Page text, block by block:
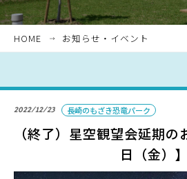
お知らせ・イベント
パークのご紹介
長崎市恐竜博物館
HOME お知らせ・イベント
2022/12/23 長崎のもざき恐竜パーク
（終了）星空観望会延期
日（金）】